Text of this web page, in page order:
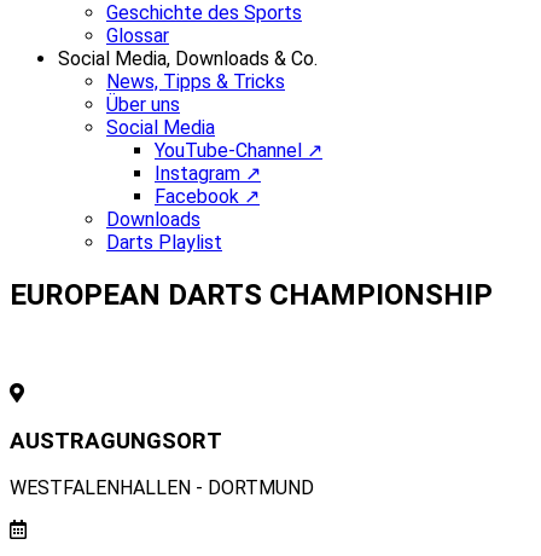
Geschichte des Sports
Glossar
Social Media, Downloads & Co.
News, Tipps & Tricks
Über uns
Social Media
YouTube-Channel ↗
Instagram ↗
Facebook ↗
Downloads
Darts Playlist
EUROPEAN DARTS CHAMPIONSHIP
AUSTRAGUNGSORT
WESTFALENHALLEN - DORTMUND